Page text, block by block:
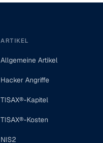
ARTIKEL
Allgemeine Artikel
Hacker Angriffe
TISAX®-Kapitel
TISAX®-Kosten
NIS2